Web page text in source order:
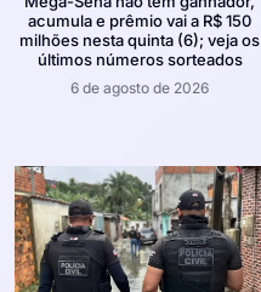
acumula e prêmio vai a R$ 150
milhões nesta quinta (6); veja os
últimos números sorteados
6 de agosto de 2026